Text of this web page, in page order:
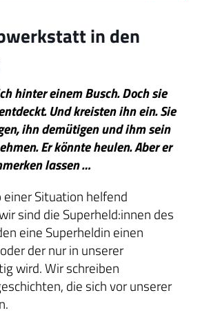
in den
hinter einem Busch. Doch sie
Und kreisten ihn ein. Sie
ihn demütigen und ihm sein
Er könnte heulen. Aber er
lassen …
Situation helfend
sind die Superheld:innen des
eine Superheldin einen
der nur in unserer
wird. Wir schreiben
die sich vor unserer